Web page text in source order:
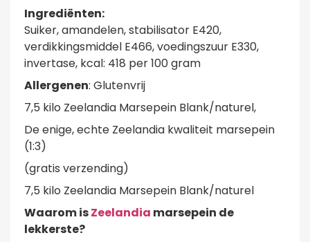
Ingrediënten:
Suiker, amandelen, stabilisator E420,
verdikkingsmiddel E466, voedingszuur E330,
invertase, kcal: 418 per 100 gram
Allergenen: Glutenvrij
7,5 kilo Zeelandia Marsepein Blank/naturel,
De enige, echte Zeelandia kwaliteit marsepein
(1:3)
(gratis verzending)
7,5 kilo Zeelandia Marsepein Blank/naturel
Waarom isZeelandia marsepein de
lekkerste?